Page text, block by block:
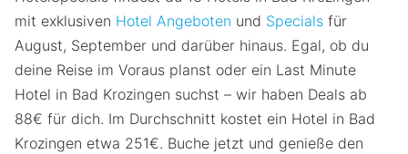
mit exklusiven Hotel Angeboten und Specials für
August, September und darüber hinaus. Egal, ob du
deine Reise im Voraus planst oder ein Last Minute
Hotel in Bad Krozingen suchst – wir haben Deals ab
88€ für dich. Im Durchschnitt kostet ein Hotel in Bad
Krozingen etwa 251€. Buche jetzt und genieße den